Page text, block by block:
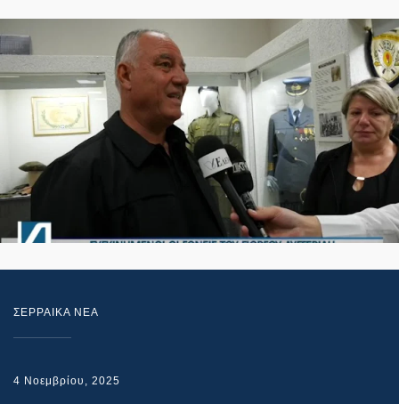
ΣΕΡΡΑΙΚΑ ΝΕΑ
4 Νοεμβρίου, 2025